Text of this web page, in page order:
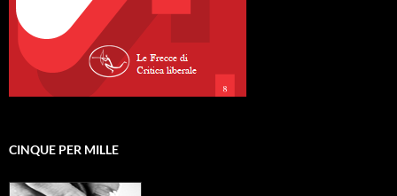
CINQUE PER MILLE